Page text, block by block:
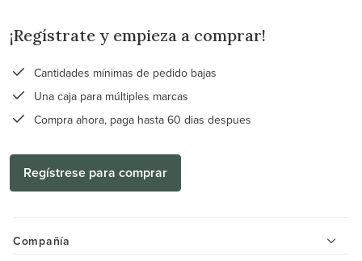
¡Regístrate y empieza a comprar!
Cantidades mínimas de pedido bajas
Una caja para múltiples marcas
Compra ahora, paga hasta 60 dias despues
Regístrese para comprar
Compañía